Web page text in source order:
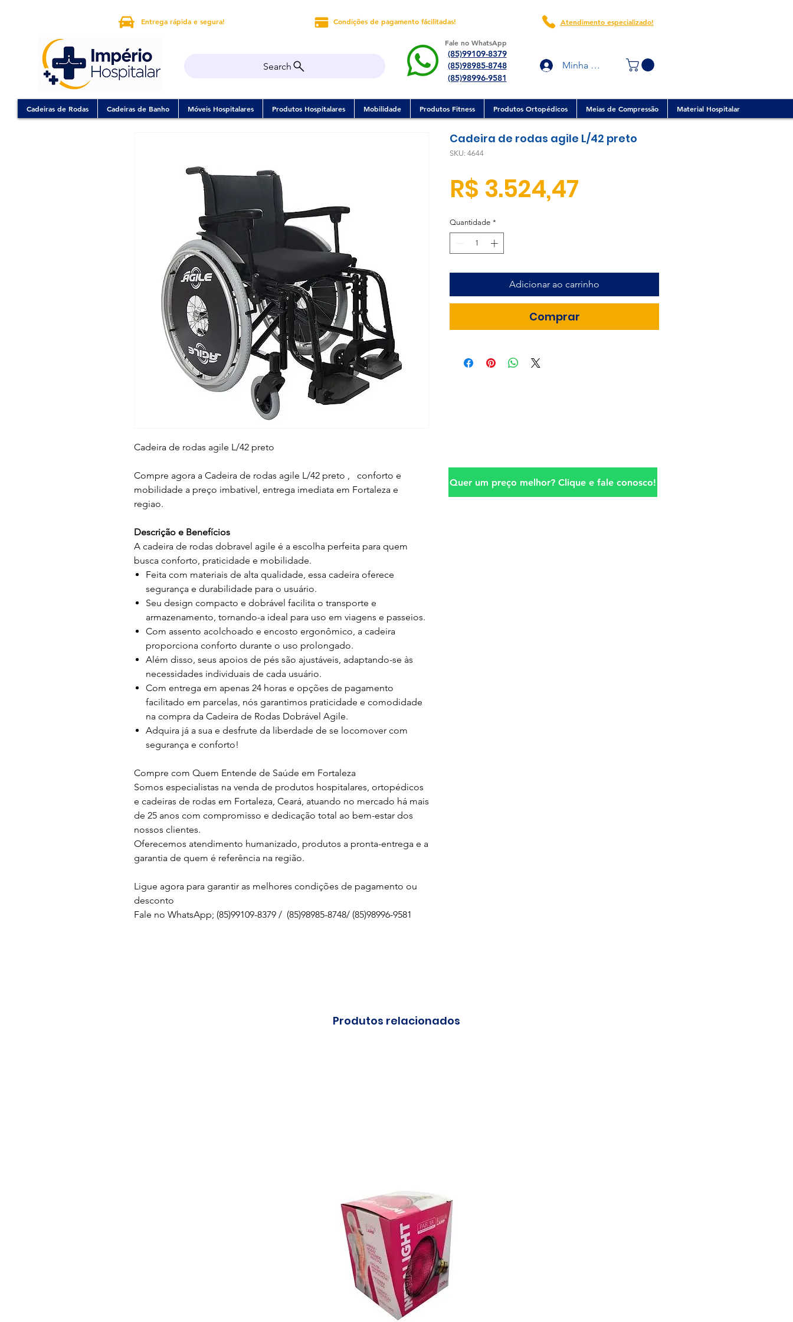
Entrega rápida e segura! Condições de pagamento fácilitadas! Atendimento especializado!
Search Minha conta
Fale no WhatsApp
(85)99109-8379
(85)98985-8748
(85)98996-9581
Cadeiras de Rodas Cadeiras de Banho Móveis Hospitalares Produtos Hospitalares Mobilidade Produtos Fitness Produtos Ortopédicos Meias de Compressão Material Hospitalar
Cadeira de rodas agile L/42 preto
Compre agora a Cadeira de rodas agile L/42 preto , conforto e
mobilidade a preço imbativel, entrega imediata em Fortaleza e
regiao.
Descrição e Benefícios
A cadeira de rodas dobravel agile é a escolha perfeita para quem
busca conforto, praticidade e mobilidade.
Feita com materiais de alta qualidade, essa cadeira oferece
segurança e durabilidade para o usuário.
Seu design compacto e dobrável facilita o transporte e
armazenamento, tornando-a ideal para uso em viagens e passeios.
Com assento acolchoado e encosto ergonômico, a cadeira
proporciona conforto durante o uso prolongado.
Além disso, seus apoios de pés são ajustáveis, adaptando-se às
necessidades individuais de cada usuário.
Com entrega em apenas 24 horas e opções de pagamento
facilitado em parcelas, nós garantimos praticidade e comodidade
na compra da Cadeira de Rodas Dobrável Agile.
Adquira já a sua e desfrute da liberdade de se locomover com
segurança e conforto!
Compre com Quem Entende de Saúde em Fortaleza
Somos especialistas na venda de produtos hospitalares, ortopédicos
e cadeiras de rodas em Fortaleza, Ceará, atuando no mercado há mais
de 25 anos com compromisso e dedicação total ao bem-estar dos
nossos clientes.
Oferecemos atendimento humanizado, produtos a pronta-entrega e a
garantia de quem é referência na região.
Ligue agora para garantir as melhores condições de pagamento ou
desconto
Fale no WhatsApp; (85)99109-8379 / (85)98985-8748/ (85)98996-9581
Cadeira de rodas agile L/42 preto
SKU: 4644
R$ 3.524,47
Quantidade *
Adicionar ao carrinho
Comprar
Quer um preço melhor? Clique e fale conosco!
Produtos relacionados